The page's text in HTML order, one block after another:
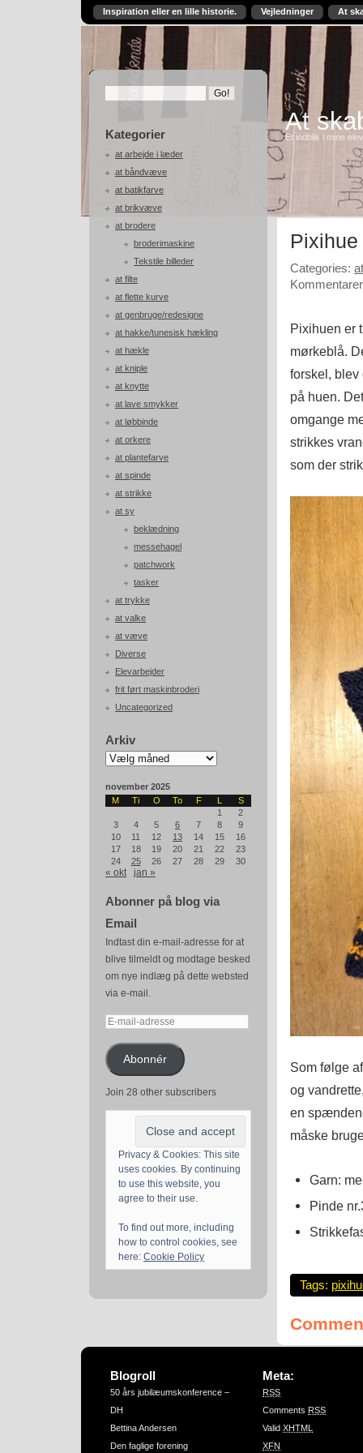
Inspiration eller en lille historie. Vejledninger At
Kategorier
at arbejde i læder
at båndvæve
at batikfarve
at brikvæve
at brodere
broderimaskine
Tekstile billeder
at filte
at flette kurve
at genbruge/redesigne
at hakke/tunesisk hækling
at hækle
at kniple
at knytte
at lave smykker
at løbbinde
at orkere
at plantefarve
at spinde
at strikke
at sy
beklædning
messehagel
patchwork
tasker
at trykke
at valke
at væve
Diverse
Elevarbejder
frit ført maskinbroderi
Uncategorized
Arkiv
Arkiv
november 2025
M
Ti O To F L
S
1
2
3
4 5 6 7 8
9
10
11 12 13 14 15
16
17
18 19 20 21 22
23
24
25 26 27 28 29 30
« okt jan »
Abonner på blog via
Email
Indtast din e-mail-adresse for at
blive tilmeldt og modtage besked
om nye indlæg på dette websted
via e-mail.
E-
adresseAbonnér
Join 28 other subscribers
Privacy & Cookies: This site
uses cookies. By continuing
to use this website, you
agree to their use.
To find out more, including
how to control cookies, see
here: Cookie Policy
At
Et indblik i mine
Categories:
Pixihuen er
mørkeblå.
forskel, blev
på huen.
omgange
strikkes
som der
Som følge
og
en
måske
Garn:
Pinde
Tags:
Blogroll
50 års jubilæumskonference –
DH
Bettina Andersen
Den faglige forening
Meta:
RSS
Comments RSS
Valid XHTML
XFN